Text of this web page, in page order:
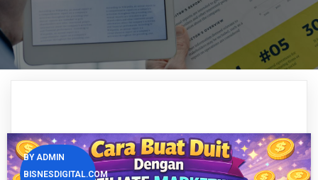
BYADMIN
BISNESDIGITAL.COM